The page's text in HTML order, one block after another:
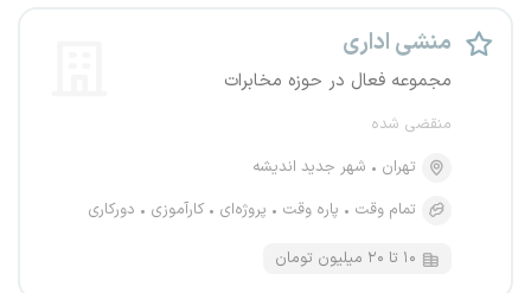
منشی اداری
مجموعه فعال در حوزه مخابرات
منقضی شده
تهران
شهر جدید اندیشه
تمام وقت
پاره وقت پروژه‌ای کارآموزی دورکاری
۱۰ تا ۲۰ میلیون تومان